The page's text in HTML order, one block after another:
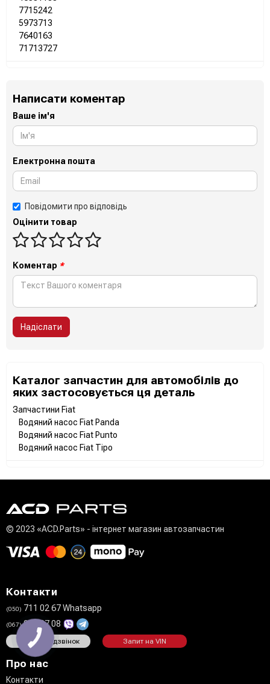
7715242
5973713
7640163
71713727
Написати коментар
Ваше ім'я
Електронна пошта
Повідомити про відповідь
Оцінити товар
Коментар *
Надіслати
Каталог запчастин для автомобілів до
яких застосовується ця деталь
Запчастини Fiat
Водяний насос Fiat Panda
Водяний насос Fiat Punto
Водяний насос Fiat Tipo
© 2023 «ACD.Parts» - інтернет магазин автозапчастин
Контакти
(050) 711 02 67 Whatsapp
(067)808 27 08
Замовити дзвінок Запит на VIN
Про нас
Контакти